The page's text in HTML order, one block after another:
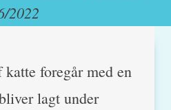
2022
foregår med en
lagt under